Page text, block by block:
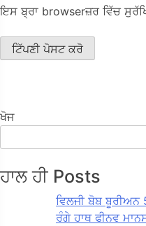
ਇਸ ਬ੍ਰਾ browserਜ਼ਰ ਵਿੱਚ
ਖੋਜ
ਹਾਲ ਹੀ Posts
ਵਿਲਜੀ ਬੋਬ ਬੂਰੀਅਨ
ਰੰਗੇ ਹਾਥ ਫੀਨਵ